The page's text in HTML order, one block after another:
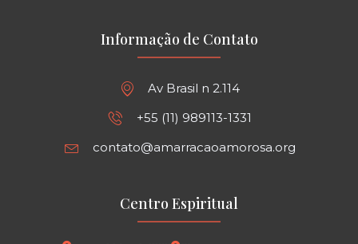
Informação de Contato
Av Brasil n 2.114
+55 (11) 989113-1331
contato@amarracaoamorosa.org
Centro Espiritual